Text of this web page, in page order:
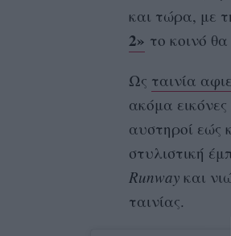
και τώρα, με
2» το κοινό
Ως ταινία
ακόμα
αυστηροί εώς
στυλιστική
Runwayκαι
ταινίας.